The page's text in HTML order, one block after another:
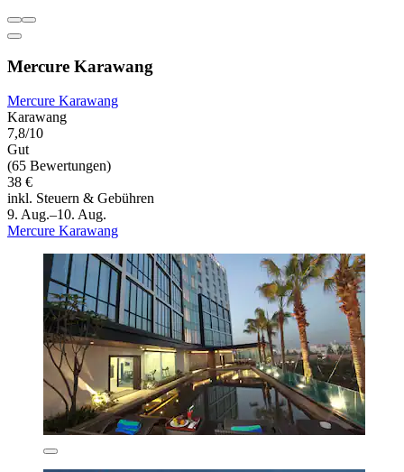
Mercure Karawang
Mercure Karawang
Karawang
7,8/10
Gut
(65 Bewertungen)
38 €
inkl. Steuern & Gebühren
9. Aug.–10. Aug.
Mercure Karawang